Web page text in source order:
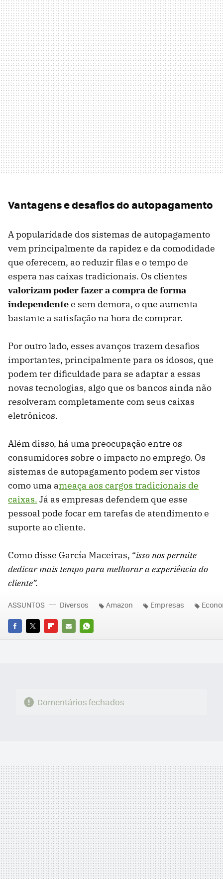
Vantagens e desafios do autopagamento
A popularidade dos sistemas de autopagamento
vem principalmente da rapidez e da comodidade
que oferecem, ao reduzir filas e o tempo de
espera nas caixas tradicionais. Os clientes
valorizam poder fazer a compra de forma
independentee sem demora, o que aumenta
bastante a satisfação na hora de comprar.
Por outro lado, esses avanços trazem desafios
importantes, principalmente para os idosos, que
podem ter dificuldade para se adaptar a essas
novas tecnologias, algo que os bancos ainda não
resolveram completamente com seus caixas
eletrônicos.
Além disso, há uma preocupação entre os
consumidores sobre o impacto no emprego. Os
sistemas de autopagamento podem ser vistos
como uma ameaça aos cargos tradicionais de
caixas. Já as empresas defendem que esse
pessoal pode focar em tarefas de atendimento e
suporte ao cliente.
Como disse García Maceiras, “isso nos permite
dedicar mais tempo para melhorar a experiência do
cliente”.
FACEBOOK
TWITTERFLIPBOARD
E-
WHATSAPP
ASSUNTOS Diversos Amazon Empresas
Comentários fechados